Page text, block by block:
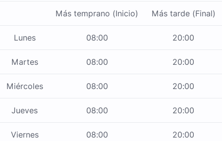
Más temprano (Inicio) Más tarde (Final)
Lunes 08:00 20:00
Martes 08:00 20:00
Miércoles 08:00 20:00
Jueves 08:00 20:00
Viernes 08:00 20:00